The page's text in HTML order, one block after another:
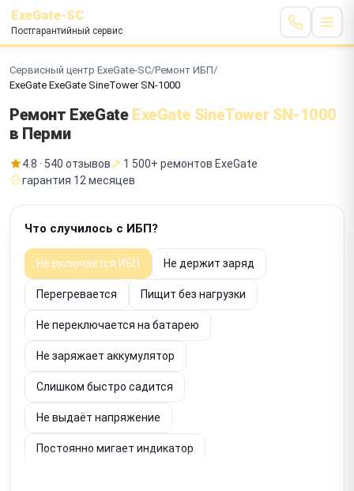
ExeGate-SC
Постгарантийный сервис
Сервисный центр ExeGate-SC/Ремонт ИБП/
ExeGate ExeGate SineTower SN-1000
Ремонт ExeGate ExeGate SineTower SN-1000
в Перми
4.8 · 540 отзывов
1 500+ ремонтов ExeGate
гарантия 12 месяцев
Что случилось с ИБП?
Не включается ИБП Не держит заряд
Перегревается Пищит без нагрузки
Не переключается на батарею
Не заряжает аккумулятор
Слишком быстро садится
Не выдаёт напряжение
Постоянно мигает индикатор